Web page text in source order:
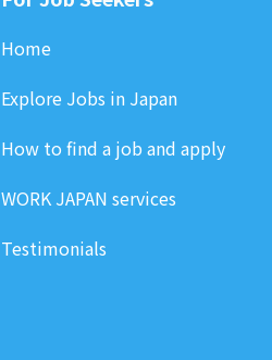
Home
Explore Jobs in Japan
How to find a job and apply
WORK JAPAN services
Testimonials